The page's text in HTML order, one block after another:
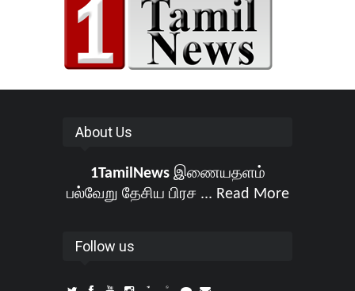
About Us
1TamilNewsஇணையதளம்
பல்வேறு தேசிய பிரச ... Read More
Follow us